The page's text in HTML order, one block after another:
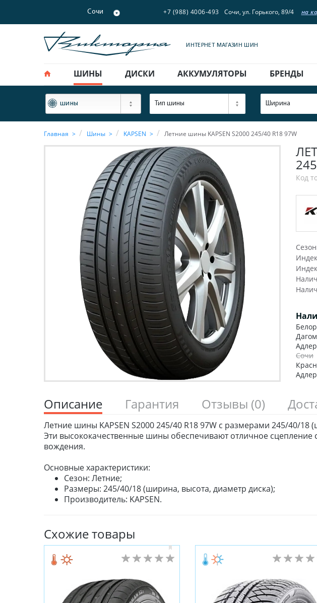
Сочи +7 (988) 4006-493 Сочи, ул. Горького, 89/4 на
ИНТЕРНЕТ МАГАЗИН ШИН
ШИНЫ ДИСКИ АККУМУЛЯТОРЫ БРЕНДЫ
ФИЛЬТР
шины Тип шины Ширина
Главная Шины KAPSEN Летние шины KAPSEN S2000 245/40 R18 97W
Код
Адлер
Сочи
Описание Гарантия Отзывы (0)
Летние шины KAPSEN S2000 245/40 R18 97W с размерами 245/40/
Эти высококачественные шины обеспечивают отличное
вождения.
Основные характеристики:
Сезон: Летние;
Размеры: 245/40/18 (ширина, высота, диаметр диска);
Производитель: KAPSEN.
Схожие товары